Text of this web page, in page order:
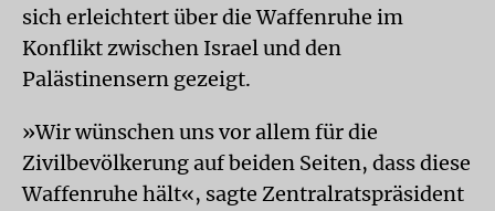
sich erleichtert über die Waffenruhe im
Konflikt zwischen Israel und den
Palästinensern gezeigt.
»Wir wünschen uns vor allem für die
Zivilbevölkerung auf beiden Seiten, dass diese
Waffenruhe hält«, sagte Zentralratspräsident